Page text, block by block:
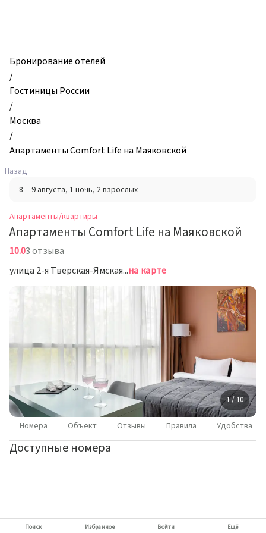
и
квартиры,
Апартаменты
Comfort
Life
на
Маяковской,
Москва,
Россия
Бронирование отелей
/
Гостиницы России
/
Москва
/
Апартаменты Comfort Life на Маяковской
Назад
8 – 9 августа, 1 ночь, 2 взрослых
Апартаменты/квартиры
Апартаменты Comfort Life на Маяковской
10.03 отзыва
улица 2-я Тверская-Ямская, д. 18, Москвана карте
1 / 10
Номера Объект Отзывы Правила Удобства
Доступные номера
Поиск Избранное Войти Ещё